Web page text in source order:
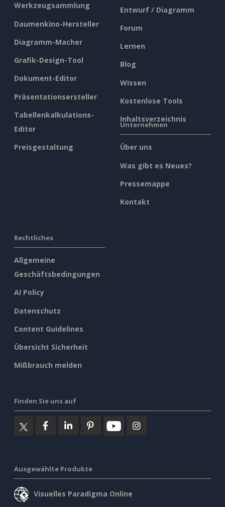
Werkzeugsammlung
Daumenkino-Hersteller
Diagramm-Macher
Grafik-Design-Tool
Dokument-Editor
Präsentationsersteller
Tabellenkalkulations-
Editor
Preisgestaltung
Entwurf / Diagramm
Forum
Lernen
Blog
Wissen
Kostenlose Tools
Inhaltsverzeichnis
Unternehmen
Über uns
Was gibt es Neues?
Pressemappe
Kontakt
Rechtliches
Allgemeine
Geschäftsbedingungen
AI Policy
Datenschutz
Content Guidelines
Übersicht Sicherheit
Mißbrauch melden
Finden Sie uns auf
Ausgewählte Produkte
Visuelles Paradigma Online